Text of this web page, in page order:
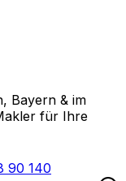
Bayern & im
für Ihre
90 140